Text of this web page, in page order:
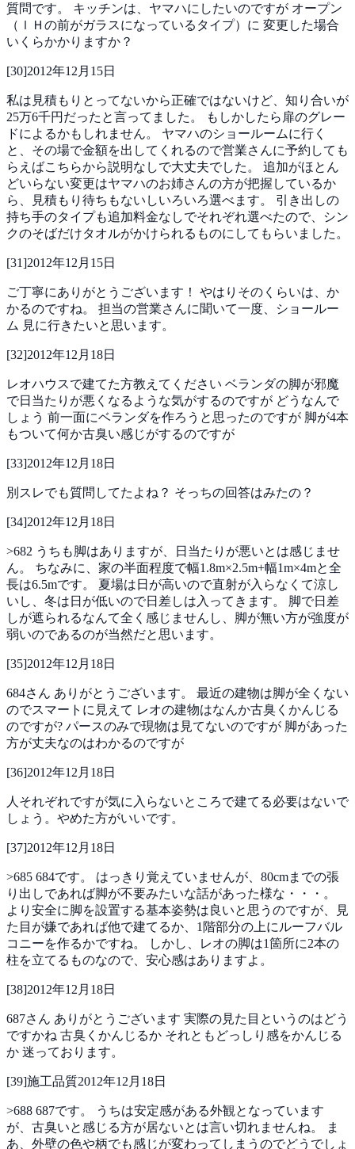
質問です。 キッチンは、ヤマハにしたいのですが オープン
（ｌＨの前がガラスになっているタイプ）に 変更した場合
いくらかかりますか？
[30]2012年12月15日
私は見積もりとってないから正確ではないけど、知り合いが
25万6千円だったと言ってました。
もしかしたら扉のグレー
ドによるかもしれません。 ヤマハのショールームに行く
と、その場で金額を出してくれるので営業さんに予約しても
らえばこちらから説明なしで大丈夫でした。 追加がほとん
どいらない変更はヤマハのお姉さんの方が把握しているか
ら、見積もり待ちもないしいろいろ選べます。 引き出しの
持ち手のタイプも追加料金なしでそれぞれ選べたので、シン
クのそばだけタオルがかけられるものにしてもらいました。
[31]2012年12月15日
ご丁寧にありがとうございます！ やはりそのくらいは、か
かるのですね。 担当の営業さんに聞いて一度、ショールー
ム 見に行きたいと思います。
[32]2012年12月18日
レオハウスで建てた方教えてください ベランダの脚が邪魔
で日当たりが悪くなるような気がするのですが どうなんで
しょう 前一面にベランダを作ろうと思ったのですが 脚が4本
もついて何か古臭い感じがするのですが
[33]2012年12月18日
別スレでも質問してたよね？ そっちの回答はみたの？
[34]2012年12月18日
>682 うちも脚はありますが、日当たりが悪いとは感じませ
ん。 ちなみに、家の半面程度で幅1.8m×2.5m+幅1m×4mと全
長は6.5mです。 夏場は日が高いので直射が入らなくて涼し
いし、冬は日が低いので日差しは入ってきます。 脚で日差
しが遮られるなんて全く感じませんし、脚が無い方が強度が
弱いのであるのが当然だと思います。
[35]2012年12月18日
684さん ありがとうございます。 最近の建物は脚が全くない
のでスマートに見えて レオの建物はなんか古臭くかんじる
のですが? パースのみで現物は見てないのですが 脚があった
方が丈夫なのはわかるのですが
[36]2012年12月18日
人それぞれですが気に入らないところで建てる必要はないで
しょう。やめた方がいいです。
[37]2012年12月18日
>685 684です。 はっきり覚えていませんが、80cmまでの張
り出しであれば脚が不要みたいな話があった様な・・・。
より安全に脚を設置する基本姿勢は良いと思うのですが、見
た目が嫌であれば他で建てるか、1階部分の上にルーフバル
コニーを作るかですね。
しかし、レオの脚は1箇所に2本の
柱を立てるものなので、安心感はありますよ。
[38]2012年12月18日
687さん ありがとうございます 実際の見た目というのはどう
ですかね 古臭くかんじるか それともどっしり感をかんじる
か 迷っております。
[39]施工品質2012年12月18日
>688 687です。
うちは安定感がある外観となっています
が、古臭いと感じる方が居ないとは言い切れませんね。
ま
あ、外壁の色や柄でも感じが変わってしまうのでどうでしょ